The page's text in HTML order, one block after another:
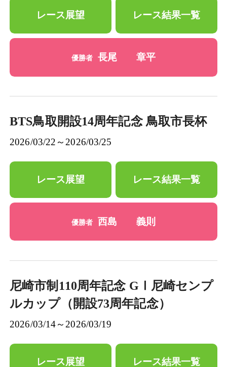
レース展望 レース結果一覧
優勝者 長尾 章平
BTS鳥取開設14周年記念 鳥取市長杯
2026/03/22～2026/03/25
レース展望 レース結果一覧
優勝者 西島 義則
尼崎市制110周年記念 GⅠ尼崎センプ
ルカップ（開設73周年記念）
2026/03/14～2026/03/19
レース展望 レース結果一覧